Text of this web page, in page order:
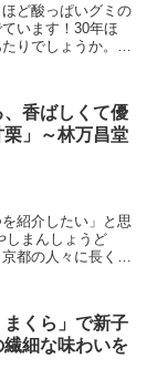
ど酸っぱいグミの
います！30年ほ
りでしょうか。い
香ばしくて優
栗」～林万昌堂
紹介したい」と思
しまんしょうど
都の人々に長く愛
くら」で新子
細な味わいを